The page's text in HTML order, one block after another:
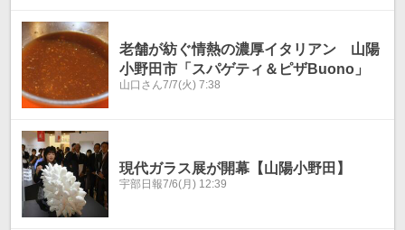
老舗が紡ぐ情熱の濃厚イタリアン 山陽
小野田市「スパゲティ＆ピザBuono」
山口さん7/7(火) 7:38
現代ガラス展が開幕【山陽小野田】
宇部日報7/6(月) 12:39